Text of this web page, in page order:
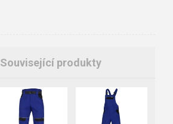
Související produkty